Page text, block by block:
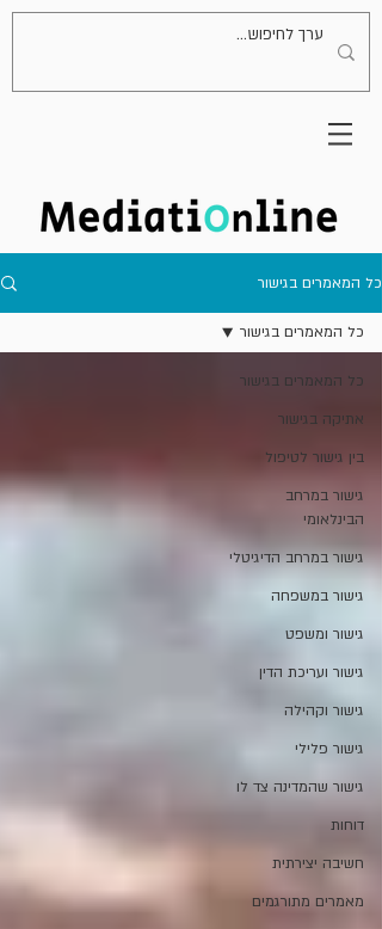
כל המאמרים בגישור
כל המאמרים בגישור
אתיקה בגישור
בין גישור לטיפול
גישור במרחב
הבינלאומי
גישור במרחב הדיגיטלי
גישור במשפחה
גישור ומשפט
גישור ועריכת הדין
גישור וקהילה
גישור פלילי
גישור שהמדינה צד לו
דוחות
חשיבה יצירתית
מאמרים מתורגמים
כל המאמרים בגישור